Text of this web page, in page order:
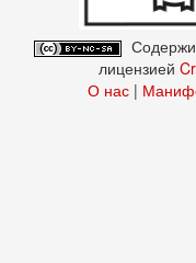
лицензией
О нас|